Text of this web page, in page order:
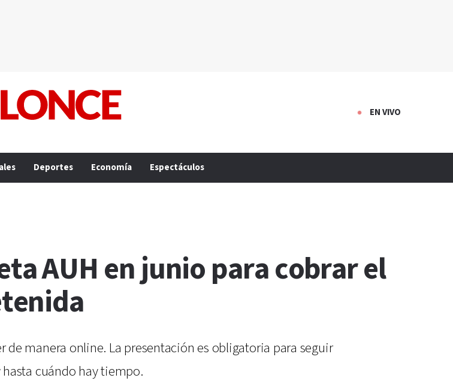
EN VIVO
Deportes Economía Espectáculos
AUH en junio para cobrar el
de manera online. La presentación es obligatoria para seguir
cuándo hay tiempo.